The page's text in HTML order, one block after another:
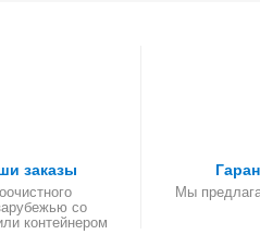
заказы
со
контейнером
Мы